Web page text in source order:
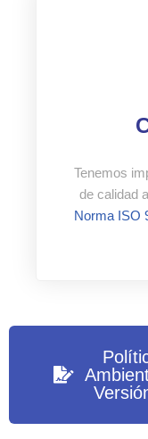
Tenemos
de calidad
Norma ISO